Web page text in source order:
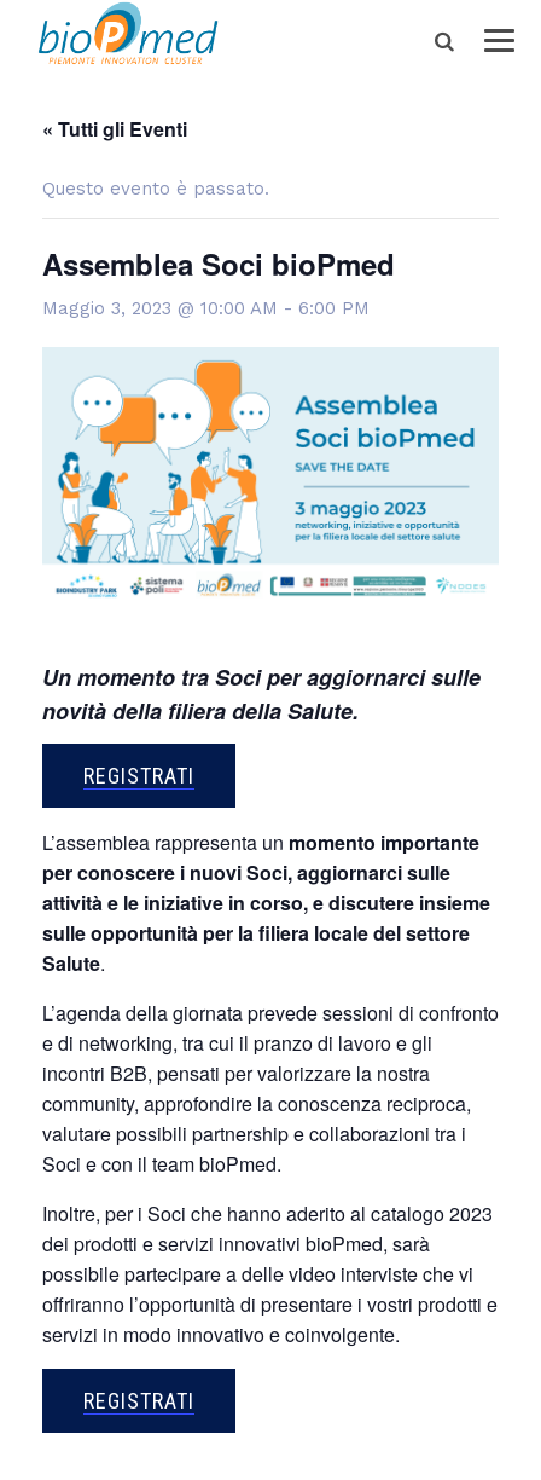
« Tutti gli Eventi
Questo evento è passato.
Assemblea Soci bioPmed
Maggio 3, 2023 @ 10:00 AM - 6:00 PM
Un momento tra Soci per aggiornarci sulle
novità della filiera della Salute.
REGISTRATI
L’assemblea rappresenta un momento importante
per conoscere i nuovi Soci, aggiornarci sulle
attività e le iniziative in corso, e discutere insieme
sulle opportunità per la filiera locale del settore
Salute.
L’agenda della giornata prevede sessioni di confronto
e di networking, tra cui il pranzo di lavoro e gli
incontri B2B, pensati per valorizzare la nostra
community, approfondire la conoscenza reciproca,
valutare possibili partnership e collaborazioni tra i
Soci e con il team bioPmed.
Inoltre, per i Soci che hanno aderito al catalogo 2023
dei prodotti e servizi innovativi bioPmed, sarà
possibile partecipare a delle video interviste che vi
offriranno l’opportunità di presentare i vostri prodotti e
servizi in modo innovativo e coinvolgente.
REGISTRATI